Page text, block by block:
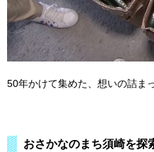
50年かけて集めた、想いの詰ま
おさかなのまち須崎を探